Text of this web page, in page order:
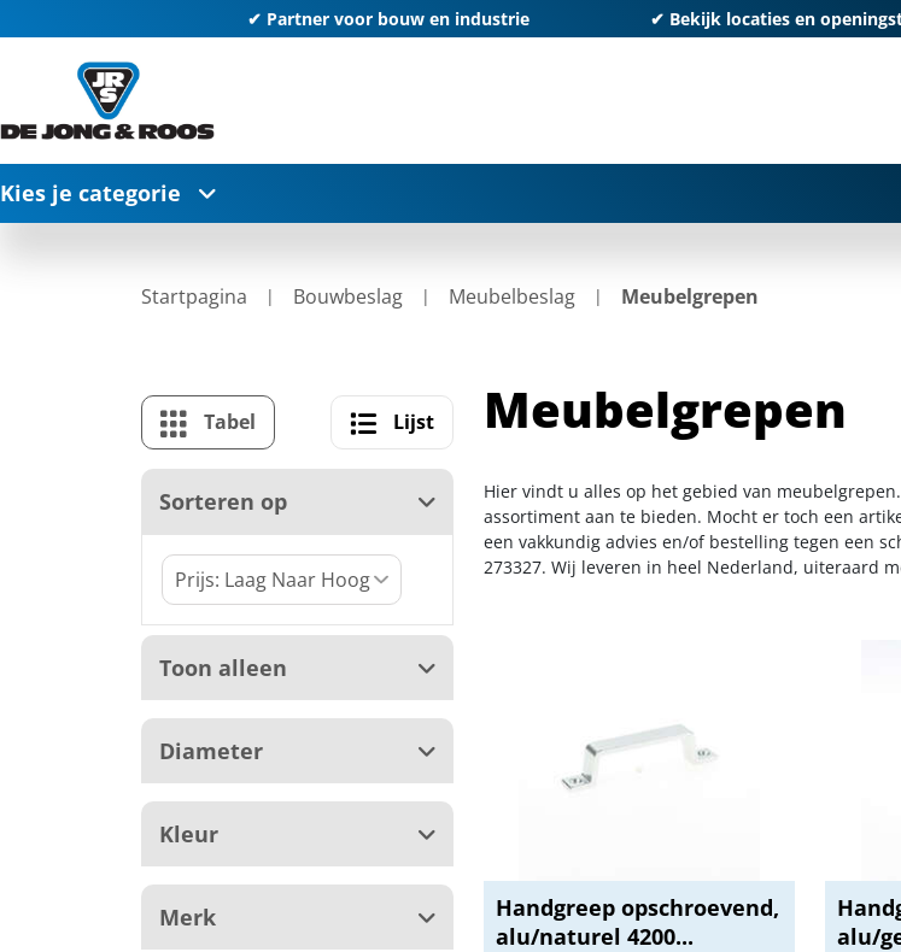
✔ Partner voor bouw en industrie ✔ Bekijk locaties en
Kies je categorie
Startpagina Bouwbeslag Meubelbeslag Meubelgrepen
Tabel Lijst
Sorteren op
Toon alleen
Diameter
Kleur
Merk
Meubelgrepen
Hier vindt u alles op het gebied van
assortiment aan te bieden. Mocht er toch een
een vakkundig advies en/of bestelling tegen een
273327. Wij leveren in heel Nederland, uiteraard
Handgreep opschroevend,
alu/naturel 4200...
alu/